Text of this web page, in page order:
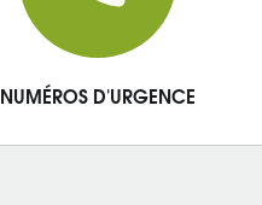
NUMÉROS D'URGENCE